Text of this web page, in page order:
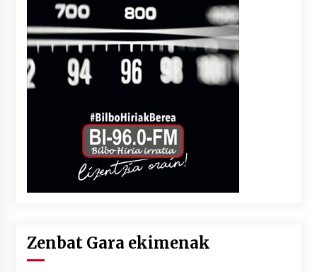
Zenbat Gara ekimenak